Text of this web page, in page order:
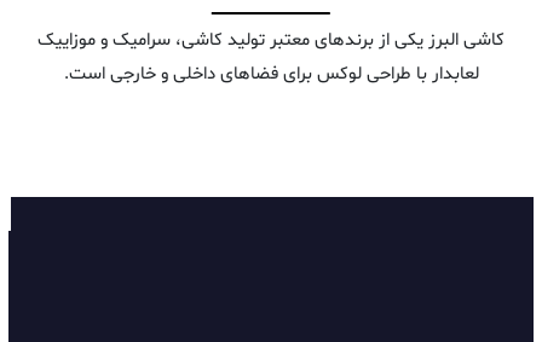
کاشی البرز یکی از برندهای معتبر تولید کاشی، سرامیک و موزاییک
لعابدار با طراحی لوکس برای فضاهای داخلی و خارجی است.